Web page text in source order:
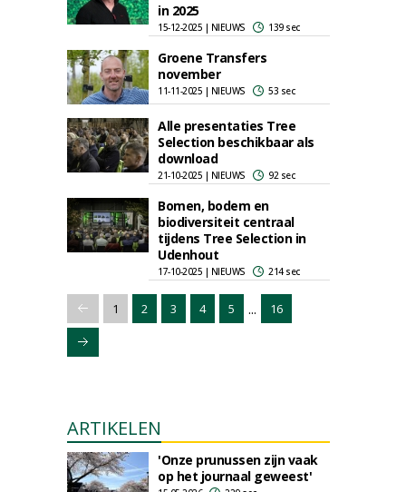
in 2025
15-12-2025 | NIEUWS 139 sec
Groene Transfers
november
11-11-2025 | NIEUWS 53 sec
Alle presentaties Tree
Selection beschikbaar als
download
21-10-2025 | NIEUWS 92 sec
Bomen, bodem en
biodiversiteit centraal
tijdens Tree Selection in
Udenhout
17-10-2025 | NIEUWS 214 sec
1 2 3 4 5 ... 16
ARTIKELEN
'Onze prunussen zijn vaak
op het journaal geweest'